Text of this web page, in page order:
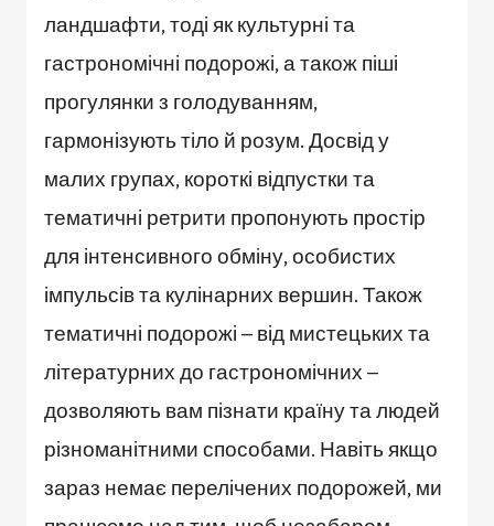
ландшафти, тоді як культурні та
гастрономічні подорожі, а також піші
прогулянки з голодуванням,
гармонізують тіло й розум. Досвід у
малих групах, короткі відпустки та
тематичні ретрити пропонують простір
для інтенсивного обміну, особистих
імпульсів та кулінарних вершин. Також
тематичні подорожі – від мистецьких та
літературних до гастрономічних –
дозволяють вам пізнати країну та людей
різноманітними способами. Навіть якщо
зараз немає перелічених подорожей, ми